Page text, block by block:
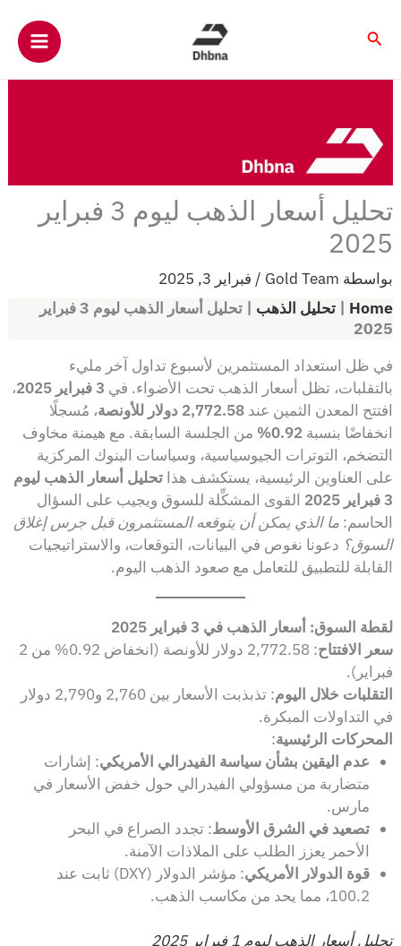
البحث
تحليل أسعار الذهب ليوم 3 فبراير
2025
بواسطة Gold Team
/ فبراير 3, 2025
Home
|تحليل الذهب |
تحليل أسعار الذهب ليوم 3 فبراير
2025
في ظل استعداد المستثمرين لأسبوع تداول آخر مليء
بالتقلبات، تظل أسعار الذهب تحت الأضواء. في 3 فبراير 2025
،
افتتح المعدن الثمين عند2,772.58 دولار للأونصة
، مُسجلًا
انخفاضًا بنسبة0.92%
من الجلسة السابقة. مع هيمنة مخاوف
التضخم، التوترات الجيوسياسية، وسياسات البنوك المركزية
على العناوين الرئيسية، يستكشف هذاتحليل أسعار الذهب ليوم
3 فبراير 2025
القوى المشكِّلة للسوق ويجيب على السؤال
الحاسم:ما الذي يمكن أن يتوقعه المستثمرون قبل جرس إغلاق
السوق؟ دعونا نغوص في البيانات، التوقعات، والاستراتيجيات
القابلة للتطبيق للتعامل مع صعود الذهب اليوم.
لقطة السوق: أسعار الذهب في 3 فبراير 2025
سعر الافتتاح
: 2,772.58 دولار للأونصة (انخفاض 0.92% من 2
فبراير).
التقلبات خلال اليوم
: تذبذبت الأسعار بين 2,760 و2,790 دولار
في التداولات المبكرة.
المحركات الرئيسية:
عدم اليقين بشأن سياسة الفيدرالي الأمريكي: إشارات
متضاربة من مسؤولي الفيدرالي حول خفض الأسعار في
مارس.
تصعيد في الشرق الأوسط: تجدد الصراع في البحر
الأحمر يعزز الطلب على الملاذات الآمنة.
قوة الدولار الأمريكي
: مؤشر الدولار (DXY) ثابت عند
100.2، مما يحد من مكاسب الذهب.
تحليل أسعار الذهب ليوم 1 فبراير 2025